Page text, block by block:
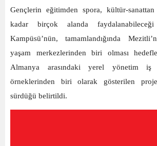
Gençlerin eğitimden spora, kültür-
kadar birçok alanda
Kampüsü’nün, tamamlandığında
yaşam merkezlerinden biri olması
Almanya arasındaki yerel yönetim iş
örneklerinden biri olarak gösterilen
sürdüğü belirtildi.